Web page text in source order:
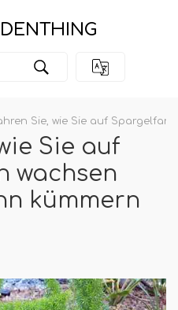
Sie, wie Sie auf
Sie auf
wachsen
kümmern